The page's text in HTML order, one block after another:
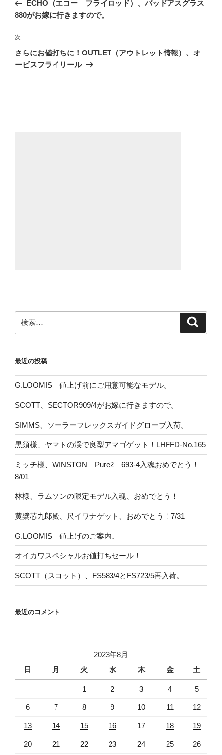
ナ
ゲ
ー
シ
投
ECHO（エコー フライロッド）、バッドアスグラス
880がお嫁に行きますので。
次
の
投
次
さらにお値打ちに！OUTLET（アウトレット情報）、オ
ービスフライリール
検
索:
最近の投稿
G.LOOMIS 値上げ前にご用意可能なモデル。
SCOTT、SECTOR909/4がお嫁に行きますので。
SIMMS、ソーラーフレックスガイドグローブ入荷。
黒須様、ヤマトの渓で良型アマゴゲット！LHFFD-No.165
ミッチ様、WINSTON Pure2 693-4入魂おめでとう！
8/01
林様、ラムソンの限定モデル入魂、おめでとう！
黄檗芯九郎殿、尺イワナゲット、おめでとう！7/31
G.LOOMIS 値上げのご案内。
オイカワスペシャルお値打ちセール！
SCOTT（スコット）、FS583/4とFS723/5再入荷。
最近のコメント
2023年8月
日
月 火 水 木 金 土
1 2 3 4 5
6 7 8 9 10 11 12
13 14 15 16 17 18 19
20 21 22 23 24 25 26